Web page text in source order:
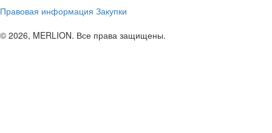
Правовая информация Закупки
© 2026, MERLION. Все права защищены.